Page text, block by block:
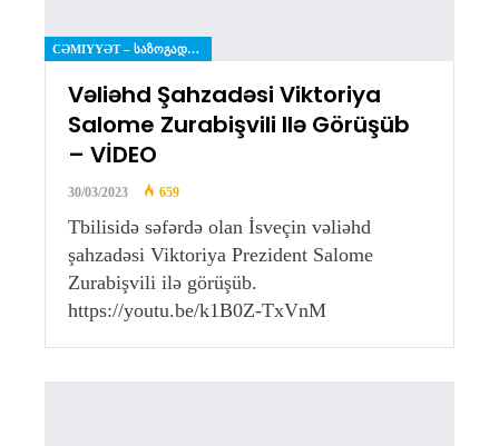
CƏMIYYƏT – ᲡᲐᲖᲝᲒᲐᲓᲝᲔᲑᲐ
Vəliəhd Şahzadəsi Viktoriya
Salome Zurabişvili Ilə Görüşüb
– VİDEO
30/03/2023 659
Tbilisidə səfərdə olan İsveçin vəliəhd
şahzadəsi Viktoriya Prezident Salome
Zurabişvili ilə görüşüb.
https://youtu.be/k1B0Z-TxVnM